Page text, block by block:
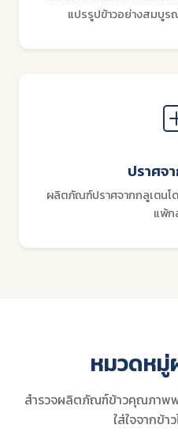
แปรรูปข้าวอย่างสมบู
ปราศจ
ผลิตภัณฑ์ปราศจากกลูเตนโ
แพ้ก
หมวดห
สำรวจผลิตภัณฑ์ข้าวคุณภาพพ
ใส่ใจจากข้า